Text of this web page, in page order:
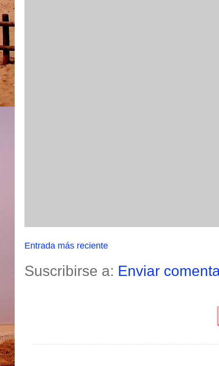
Entrada más reciente
Suscribirse a: Enviar